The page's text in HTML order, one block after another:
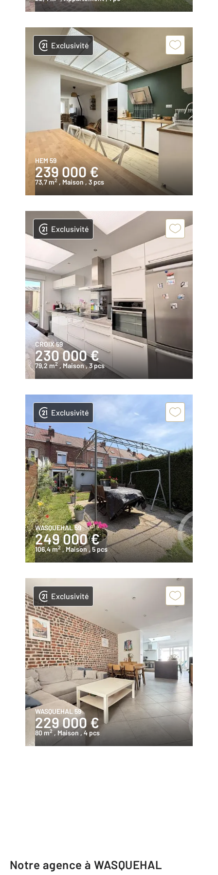
Exclusivité
HEM 59
239 000 €
73,7 m2 , Maison , 3 pcs
Exclusivité
CROIX 59
230 000 €
79,2 m2 , Maison, 3 pcs
Exclusivité
WASQUEHAL 59
249 000 €
106,4 m2 , Maison, 5 pcs
Exclusivité
WASQUEHAL 59
229 000 €
80 m2 , Maison, 4 pcs
Notre agence à WASQUEHAL